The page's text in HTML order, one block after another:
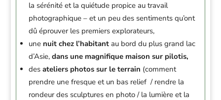
la sérénité et la quiétude propice au travail
photographique – et un peu des sentiments qu’ont
dû éprouver les premiers explorateurs,
une nuit chez l’habitant au bord du plus grand lac
d’Asie,dans une magnifique maison sur pilotis,
desateliers photos sur le terrain (comment
prendre une fresque et un bas relief / rendre la
rondeur des sculptures en photo / la lumière et la